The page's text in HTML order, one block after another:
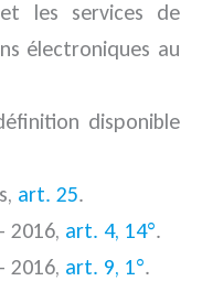
les services de
électroniques au
disponible
art. 25.
2016, art. 4, 14°.
2016, art. 9, 1°.